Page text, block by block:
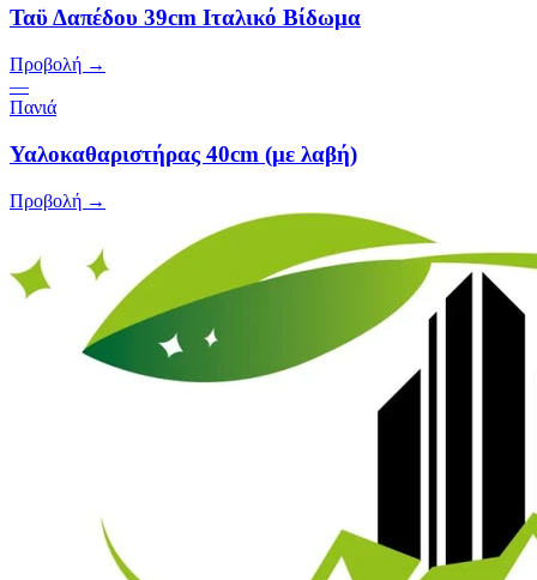
Ταϋ Δαπέδου 39cm Ιταλικό Βίδωμα
Προβολή →
—
Πανιά
Υαλοκαθαριστήρας 40cm (με λαβή)
Προβολή →